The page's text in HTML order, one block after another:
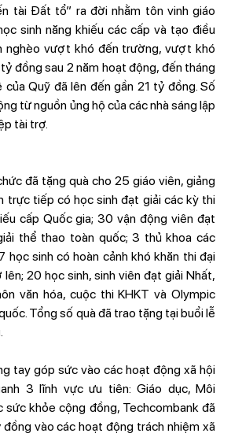
tài Đất tổ” ra đời nhằm tôn vinh giáo
sinh năng khiếu các cấp và tạo điều
nghèo vượt khó đến trường, vượt khó
đồng sau 2 năm hoạt động, đến tháng
Quỹ đã lên đến gần 21 tỷ đồng. Số
từ nguồn ủng hộ của các nhà sáng lập
tài trợ.
đã tặng quà cho 25 giáo viên, giảng
trực tiếp có học sinh đạt giải các kỳ thi
cấp Quốc gia; 30 vận động viên đạt
thể thao toàn quốc; 3 thủ khoa các
học sinh có hoàn cảnh khó khăn thi đại
20 học sinh, sinh viên đạt giải Nhất,
văn hóa, cuộc thi KHKT và Olympic
Tổng số quà đã trao tặng tại buổi lễ
tay góp sức vào các hoạt động xã hội
3 lĩnh vực ưu tiên: Giáo dục, Môi
sức khỏe cộng đồng, Techcombank đã
vào các hoạt động trách nhiệm xã